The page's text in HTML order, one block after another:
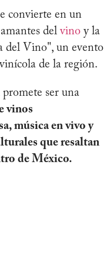
convierte en un
delvino y la
del Vino", un evento
de la región.
ser una
vinos
música en vivo y
que resaltan
de México.